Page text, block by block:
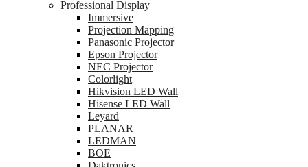
Professional Display
Immersive
Projection Mapping
Panasonic Projector
Epson Projector
NEC Projector
Colorlight
Hikvision LED Wall
Hisense LED Wall
Leyard
PLANAR
LEDMAN
BOE